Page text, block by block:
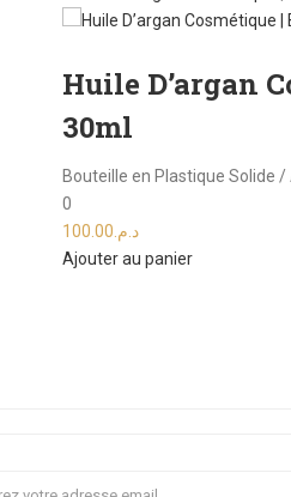
Huile D’argan
30ml
Bouteille en Plastique Solide /
0
د.م. 100.00
Ajouter au panier